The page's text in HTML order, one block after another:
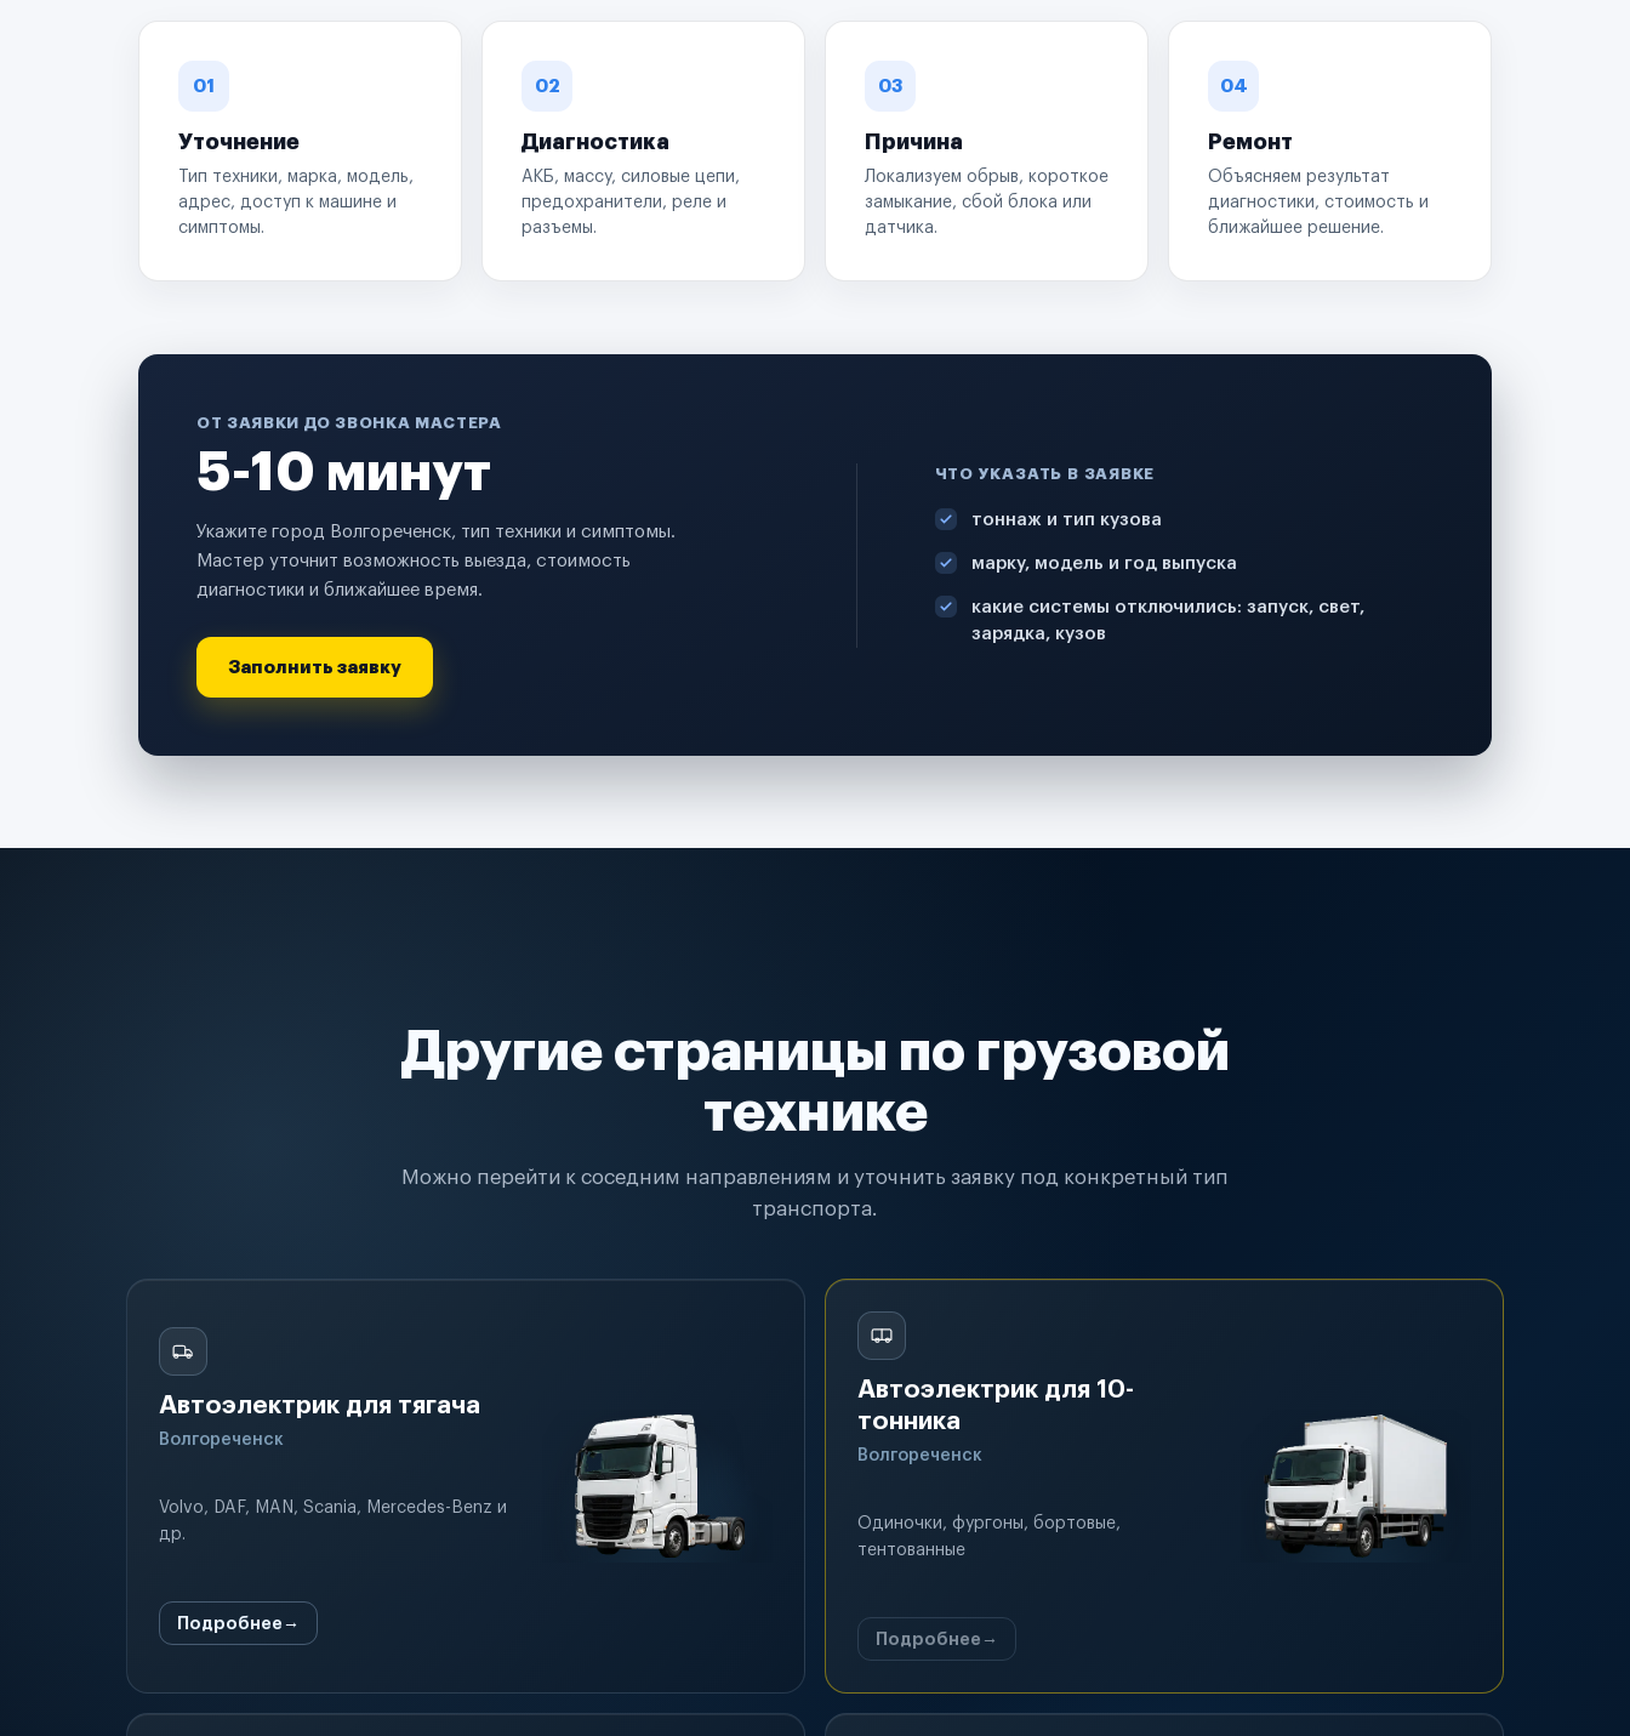
01
Уточнение
Тип техники, марка, модель,
адрес, доступ к машине и
симптомы.
02
Диагностика
АКБ, массу, силовые цепи,
предохранители, реле и
разъемы.
03
Причина
Локализуем обрыв, короткое
замыкание, сбой блока или
датчика.
04
Ремонт
Объясняем результат
диагностики, стоимость и
ближайшее решение.
ОТ ЗАЯВКИ ДО ЗВОНКА МАСТЕРА
5-10 минут
Укажите город Волгореченск, тип техники и симптомы.
Мастер уточнит возможность выезда, стоимость
диагностики и ближайшее время.
Заполнить заявку
ЧТО УКАЗАТЬ В ЗАЯВКЕ
тоннаж и тип кузова
марку, модель и год выпуска
какие системы отключились: запуск, свет,
зарядка, кузов
Другие страницы по грузовой
технике
Можно перейти к соседним направлениям и уточнить заявку под конкретный тип
транспорта.
Автоэлектрик для тягача
Волгореченск
Volvo, DAF, MAN, Scania, Mercedes-Benz и
др.
Подробнее
Автоэлектрик для 10-
тонника
Волгореченск
Одиночки, фургоны, бортовые,
тентованные
Подробнее